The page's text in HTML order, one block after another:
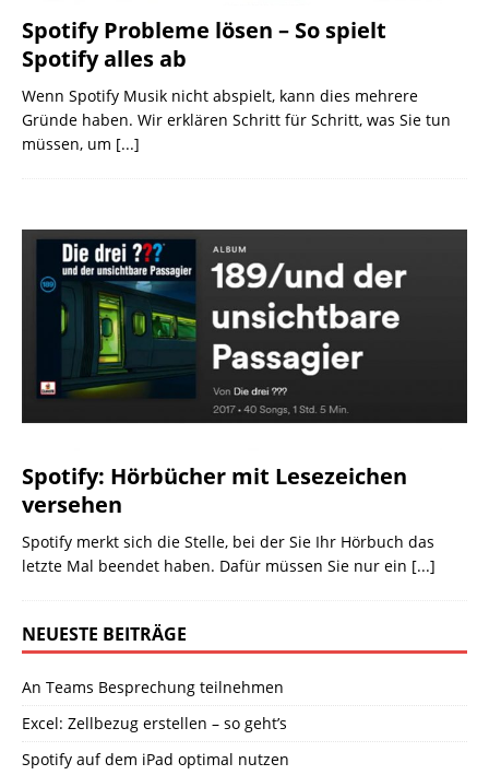
Spotify Probleme lösen – So spielt
Spotify alles ab
Wenn Spotify Musik nicht abspielt, kann dies mehrere
Gründe haben. Wir erklären Schritt für Schritt, was Sie tun
müssen, um [...]
Spotify: Hörbücher mit Lesezeichen
versehen
Spotify merkt sich die Stelle, bei der Sie Ihr Hörbuch das
letzte Mal beendet haben. Dafür müssen Sie nur ein [...]
NEUESTE BEITRÄGE
An Teams Besprechung teilnehmen
Excel: Zellbezug erstellen – so geht’s
Spotify auf dem iPad optimal nutzen